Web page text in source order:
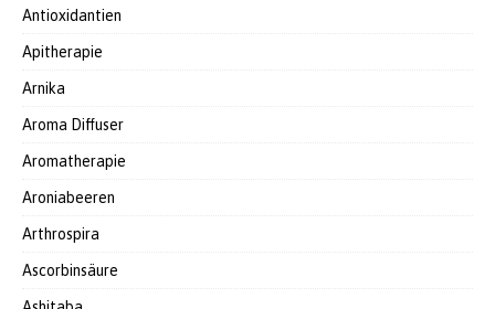
Antioxidantien
Apitherapie
Arnika
Aroma Diffuser
Aromatherapie
Aroniabeeren
Arthrospira
Ascorbinsäure